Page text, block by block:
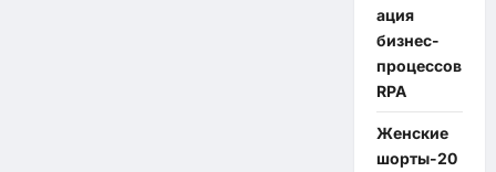
ация
бизнес-
процессов
RPA
Женские
шорты-20